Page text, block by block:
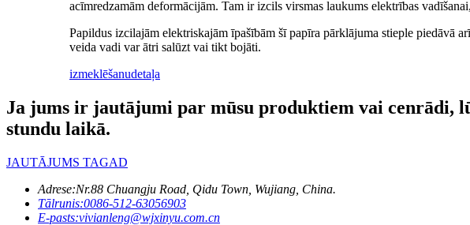
acīmredzamām deformācijām. Tam ir izcils virsmas laukums elektrības
Papildus izcilajām elektriskajām īpašībām šī papīra pārklājuma stieple piedāvā
veida vadi var ātri salūzt vai tikt bojāti.
izmeklēšanudetaļa
Ja jums ir jautājumi par mūsu produktiem vai cenrādi,
stundu laikā.
JAUTĀJUMS TAGAD
Adrese:Nr.88 Chuangju Road, Qidu Town, Wujiang, China.
Tālrunis:0086-512-63056903
E-pasts:vivianleng@wjxinyu.com.cn